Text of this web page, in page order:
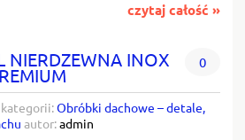
czytaj całość »
NIERDZEWNA INOX 0
Obróbki dachowe – detale,
autor:admin